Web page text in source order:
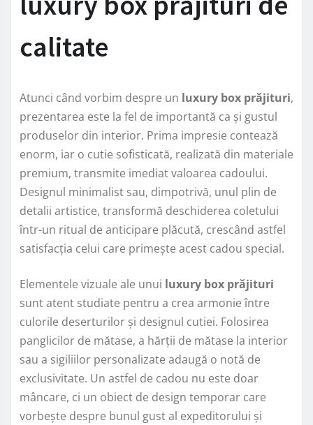
calitate
Atunci când vorbim despre un luxury box prăjituri,
prezentarea este la fel de importantă ca și gustul
produselor din interior. Prima impresie contează
enorm, iar o cutie sofisticată, realizată din materiale
premium, transmite imediat valoarea cadoului.
Designul minimalist sau, dimpotrivă, unul plin de
detalii artistice, transformă deschiderea coletului
într-un ritual de anticipare plăcută, crescând astfel
satisfacția celui care primește acest cadou special.
Elementele vizuale ale unui luxury box prăjituri
sunt atent studiate pentru a crea armonie între
culorile deserturilor și designul cutiei. Folosirea
panglicilor de mătase, a hărții de mătase la interior
sau a sigiliilor personalizate adaugă o notă de
exclusivitate. Un astfel de cadou nu este doar
mâncare, ci un obiect de design temporar care
vorbește despre bunul gust al expeditorului și